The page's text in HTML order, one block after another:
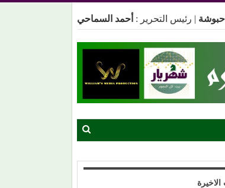
| رئيس التحرير : أحمد السماحي